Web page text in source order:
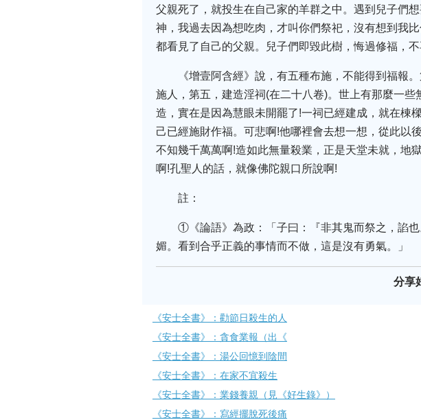
父親死了，就投生在自己家的羊群之中。遇到兒子們
神，我過去因為想吃肉，才叫你們祭祀，沒有想到我
都看見了自己的父親。兒子們即毀此樹，悔過修福，
《增壹阿含經》說，有五種布施，不能得到福報
施人，第五，建造淫祠(在二十八卷)。世上有那麼一
造，實在是因為慧眼未開罷了!一祠已經建成，就在棟
己已經施財作福。可悲啊!他哪裡會去想一想，從此以
不知幾千萬萬啊!造如此無量殺業，正是天堂未就，
啊!孔聖人的話，就像佛陀親口所說啊!
註：
①《論語》為政：「子曰：『非其鬼而祭之，諂
媚。看到合乎正義的事情而不做，這是沒有勇氣。」
分享
《安士全書》：勸節日殺生的人
《安士全書》：​​貪食業報（出《
《安士全書》：​​湯公回憶到陰間
《安士全書》：​在家不宜殺生
《安士全書》：​業錢養親（見《好生錄》）
《安士全書》：​​寫經擺脫死後痛